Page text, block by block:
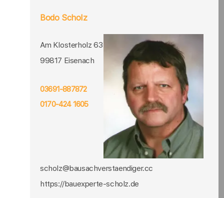
Bodo Scholz
Am Klosterholz 63
99817 Eisenach
03691-887872
0170-424 1605
scholz@bausachverstaendiger.cc
https://bauexperte-scholz.de